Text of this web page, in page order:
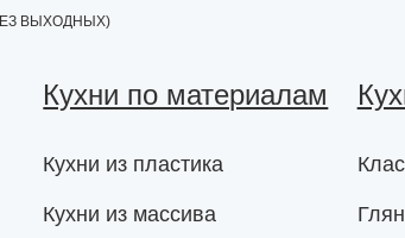
ВЫХОДНЫХ)
Кухни по материалам
Кухни из пластика
Кухни из массива